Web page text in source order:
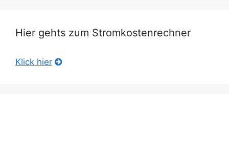
Hier gehts zum Stromkostenrechner
Klick hier